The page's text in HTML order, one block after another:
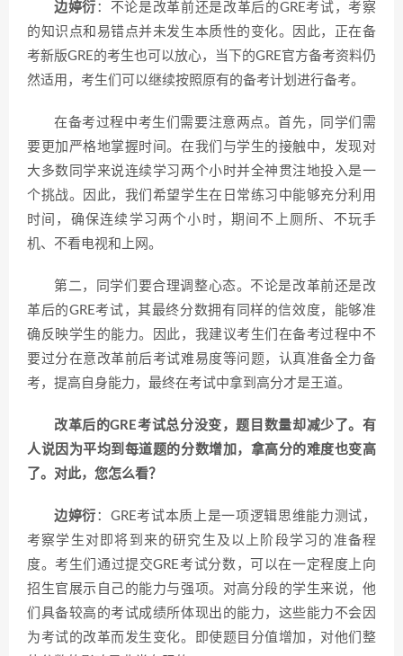
边婷衍 ：不论是改革前还是改革后的GRE考试，考察
的知识点和易错点并未发生本质性的变化。因此，正在备
考新版GRE的考生也可以放心，当下的GRE官方备考资料仍
然适用，考生们可以继续按照原有的备考计划进行备考。
在备考过程中考生们需要注意两点。首先，同学们需
要更加严格地掌握时间。在我们与学生的接触中，发现对
大多数同学来说连续学习两个小时并全神贯注地投入是一
个挑战。因此，我们希望学生在日常练习中能够充分利用
时间，确保连续学习两个小时，期间不上厕所、不玩手
机、不看电视和上网。
第二，同学们要合理调整心态。不论是改革前还是改
革后的GRE考试，其最终分数拥有同样的信效度，能够准
确反映学生的能力。因此，我建议考生们在备考过程中不
要过分在意改革前后考试难易度等问题，认真准备全力备
考，提高自身能力，最终在考试中拿到高分才是王道。
改革后的GRE考试总分没变，题目数量却减少了。有
人说因为平均到每道题的分数增加，拿高分的难度也变高
了。对此，您怎么看？
边婷衍 ：GRE考试本质上是一项逻辑思维能力测试，
考察学生对即将到来的研究生及以上阶段学习的准备程
度。考生们通过提交GRE考试分数，可以在一定程度上向
招生官展示自己的能力与强项。对高分段的学生来说，他
们具备较高的考试成绩所体现出的能力，这些能力不会因
为考试的改革而发生变化。即使题目分值增加，对他们整